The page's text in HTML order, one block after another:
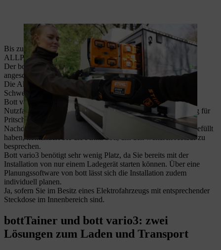
Im bottTainer lassen sich Akkus sicher unterbringen und laden.
Bis zu 28 ALLPRO Akkus oder bis zu 4 AR L Akkus und 21
ALLPRO Akkus können in dem bottTainer geladen werden.
Der bottTainer kann mit einem herkömmlichen 230-V-Stecker
angeschlossen werden.
Die Akkus können ergonomisch und bequem über einen
Schwerlastauszug entnommen werden.
Bott vario3 ist eine Lösung für den Innenbereich von
Nutzfahrzeugen, während der bottTainer eine Outdoor-Lösung für
Pritschenfahrzeuge ist.
Nachdem Sie ein Kontaktformular auf der
bott-Webseiteausgefüllt
haben, kontaktiert Sie die Firma bott, um den weiteren Ablauf zu
besprechen.
Bott vario3 benötigt sehr wenig Platz, da Sie bereits mit der
Installation von nur einem Ladegerät starten können. Über eine
Planungssoftware von bott lässt sich die Installation zudem
individuell planen.
Ja, sofern Sie im Besitz eines Elektrofahrzeugs mit entsprechender
Steckdose im Innenbereich sind.
bottTainer und bott vario3: zwei
Lösungen zum Laden und Transport